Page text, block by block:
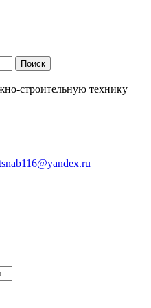
строительную технику